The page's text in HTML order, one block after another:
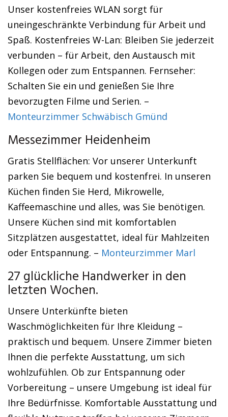
Unser kostenfreies WLAN sorgt für
uneingeschränkte Verbindung für Arbeit und
Spaß. Kostenfreies W-Lan: Bleiben Sie jederzeit
verbunden – für Arbeit, den Austausch mit
Kollegen oder zum Entspannen. Fernseher:
Schalten Sie ein und genießen Sie Ihre
bevorzugten Filme und Serien. –
Monteurzimmer Schwäbisch Gmünd
Messezimmer Heidenheim
Gratis Stellflächen: Vor unserer Unterkunft
parken Sie bequem und kostenfrei. In unseren
Küchen finden Sie Herd, Mikrowelle,
Kaffeemaschine und alles, was Sie benötigen.
Unsere Küchen sind mit komfortablen
Sitzplätzen ausgestattet, ideal für Mahlzeiten
oder Entspannung. – Monteurzimmer Marl
27 glückliche Handwerker in den
letzten Wochen.
Unsere Unterkünfte bieten
Waschmöglichkeiten für Ihre Kleidung –
praktisch und bequem. Unsere Zimmer bieten
Ihnen die perfekte Ausstattung, um sich
wohlzufühlen. Ob zur Entspannung oder
Vorbereitung – unsere Umgebung ist ideal für
Ihre Bedürfnisse. Komfortable Ausstattung und